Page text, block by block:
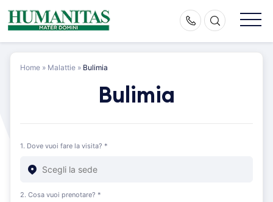
Skip
to
Home » Malattie » Bulimia
Bulimia
1. Dove vuoi fare la visita? *
2. Cosa vuoi prenotare? *